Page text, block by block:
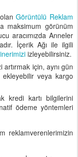
Görüntülü Reklam
maksimum görünüm
aracımızda Anneler
İçerik Ağı ile ilgili
izleyebilirsiniz.
için, aynı gün
veya kargo
kredi kartı bilgilerini
ödeme yöntemleri
reklamverenlerimizin